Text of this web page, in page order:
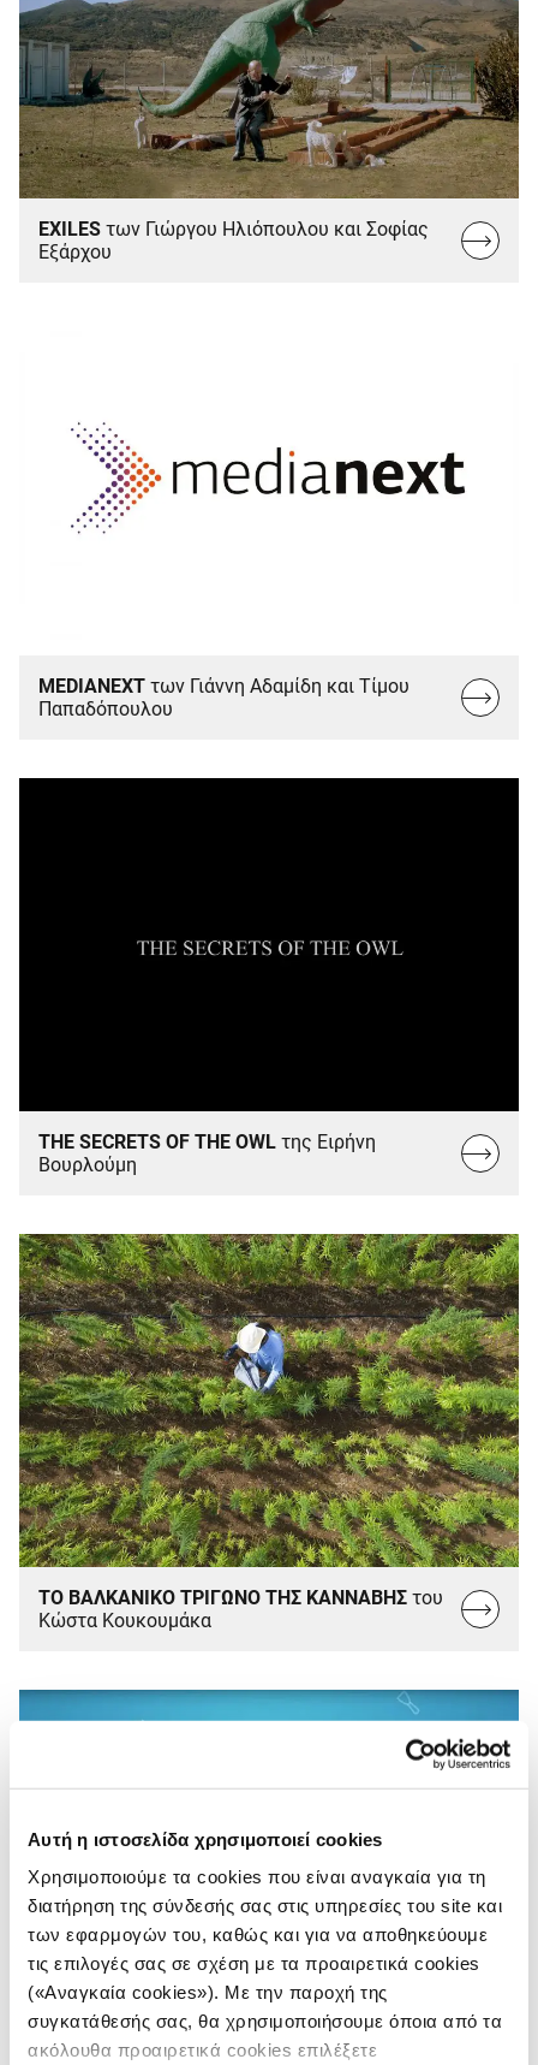
Αυτή η ιστοσελίδα χρησιμοποιεί cookies
Χρησιμοποιούμε τα cookies που είναι αναγκαία για τη
διατήρηση της σύνδεσής σας στις υπηρεσίες του site και
των εφαρμογών του, καθώς και για να αποθηκεύουμε
τις επιλογές σας σε σχέση με τα προαιρετικά cookies
(«Αναγκαία cookies»). Με την παροχή της
συγκατάθεσής σας, θα χρησιμοποιήσουμε όποια από τα
ακόλουθα προαιρετικά cookies επιλέξετε
EXILES των Γιώργου Ηλιόπουλου και Σοφίας
Εξάρχου
Read
more...
MEDIANEXT των Γιάννη Αδαμίδη και Τίμου
Παπαδόπουλου
Read
more...
THE SECRETS OF THE OWL της Ειρήνη
Βουρλούμη
Read
more...
ΤΟ ΒΑΛΚΑΝΙΚΟ ΤΡΙΓΩΝΟ ΤΗΣ ΚΑΝΝΑΒΗΣ του
Κώστα Κουκουμάκα
Read
more...
WORKBENCHΤων Χρήστου Γαβαλά,